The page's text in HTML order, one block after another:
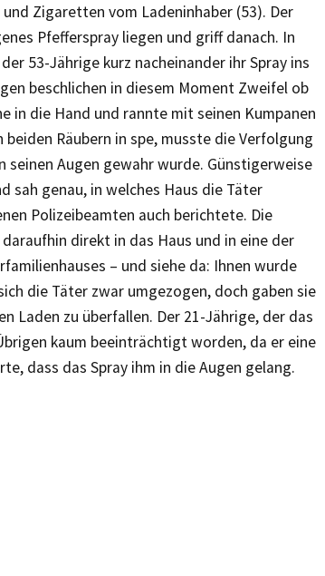
Zigaretten vom Ladeninhaber (53). Der
Pfefferspray liegen und griff danach. In
53-Jährige kurz nacheinander ihr Spray ins
beschlichen in diesem Moment Zweifel ob
in die Hand und rannte mit seinen Kumpanen
Räubern in spe, musste die Verfolgung
seinen Augen gewahr wurde. Günstigerweise
sah genau, in welches Haus die Täter
Polizeibeamten auch berichtete. Die
direkt in das Haus und in eine der
– und siehe da: Ihnen wurde
die Täter zwar umgezogen, doch gaben sie
Laden zu überfallen. Der 21-Jährige, der das
kaum beeinträchtigt worden, da er eine
dass das Spray ihm in die Augen gelang.